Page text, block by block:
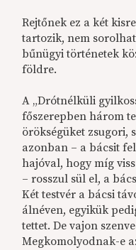
Rejtőnek ez a két
tartozik, nem
bűnügyi történetek
földre.
A „Drótnélküli
főszerepben három
örökségüket zsugori,
azonban – a bácsit
hajóval, hogy míg
– rosszul sül el, a
Két testvér a bácsi
álnéven, egyikük
tettet. De vajon
Megkomolyodnak-e